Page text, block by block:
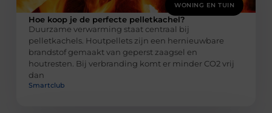
WONING EN TUIN
Hoe koop je de perfecte pelletkachel?
Duurzame verwarming staat centraal bij
pelletkachels. Houtpellets zijn een hernieuwbare
brandstof gemaakt van geperst zaagsel en
houtresten. Bij verbranding komt er minder CO2 vrij
dan
Smartclub